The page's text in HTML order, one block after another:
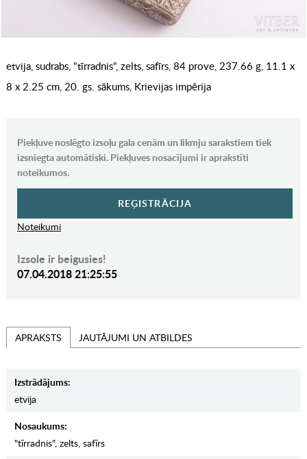
etvija, sudrabs, "tīrradnis", zelts, safīrs, 84 prove, 237.66 g, 11.1 x
8 x 2.25 cm, 20. gs. sākums, Krievijas impērija
Piekļuve noslēgto izsoļu gala cenām un likmju sarakstiem tiek
izsniegta automātiski. Piekļuves nosacījumi ir aprakstīti
noteikumos.
REĢISTRĀCIJA
Noteikumi
Izsole ir beigusies!
07.04.2018 21:25:55
APRAKSTS JAUTĀJUMI UN ATBILDES
Izstrādājums:
etvija
Nosaukums:
"tīrradnis", zelts, safīrs